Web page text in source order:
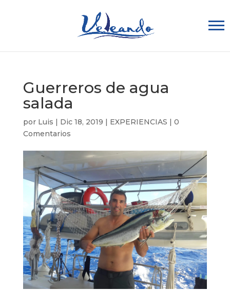
Guerreros de agua
salada
por Luis | Dic 18, 2019 | EXPERIENCIAS | 0
Comentarios